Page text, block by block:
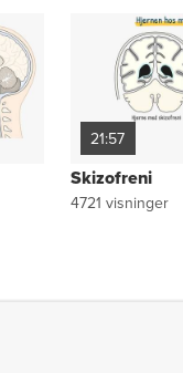
21:57
Skizofreni
4721 visninger